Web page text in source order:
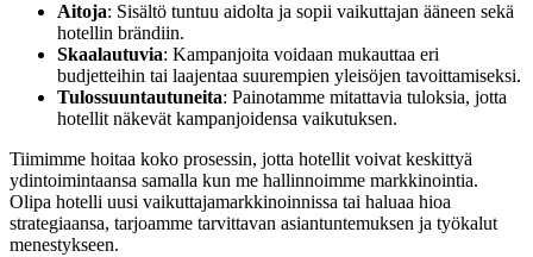
Aitoja: Sisältö tuntuu aidolta ja sopii vaikuttajan ääneen sekä
hotellin brändiin.
Skaalautuvia: Kampanjoita voidaan mukauttaa eri
budjetteihin tai laajentaa suurempien yleisöjen tavoittamiseksi.
Tulossuuntautuneita: Painotamme mitattavia tuloksia, jotta
hotellit näkevät kampanjoidensa vaikutuksen.
Tiimimme hoitaa koko prosessin, jotta hotellit voivat keskittyä
ydintoimintaansa samalla kun me hallinnoimme markkinointia.
Olipa hotelli uusi vaikuttajamarkkinoinnissa tai haluaa hioa
strategiaansa, tarjoamme tarvittavan asiantuntemuksen ja työkalut
menestykseen.